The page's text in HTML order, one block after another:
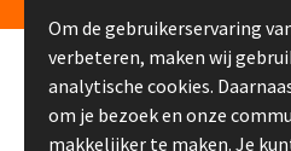
Bodywarmers & Jassen
Bodywarmers bedrukken
© Copyright La
Om de gebruikerservaring
verbeteren, maken wij
analytische cookies.
om je bezoek en onze
makkelijker te maken. Je